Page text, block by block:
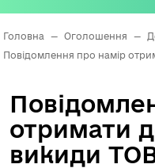
Головна — Оголошення —
Повідомлення про намір
отримати
викиди